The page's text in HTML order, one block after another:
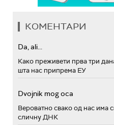
КОМЕНТАРИ
Da, ali...
Како преживети прва три
шта нас припрема ЕУ
Dvojnik mog oca
Вероватно свако од нас има
сличну ДНК